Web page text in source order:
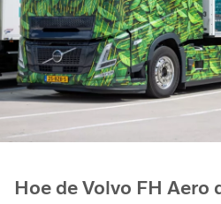
Hoe de Volvo FH Aero